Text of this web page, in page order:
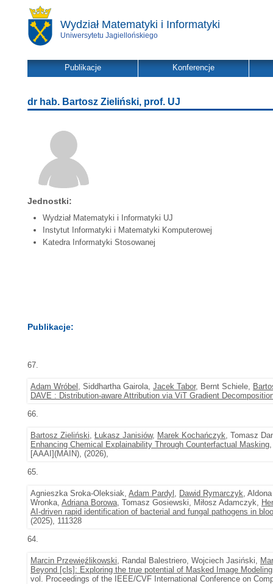
Wydział Matematyki i Informatyki
Uniwersytetu Jagiellońskiego
Publikacje Konferencje
dr hab. Bartosz Zieliński, prof. UJ
Jednostki:
Wydział Matematyki i Informatyki UJ
Instytut Informatyki i Matematyki Komputerowej
Katedra Informatyki Stosowanej
Publikacje:
67.
Adam Wróbel , Siddhartha Gairola, Jacek Tabor, Bernt Schiele,
DAVE : Distribution-aware Attribution via ViT Gradient
66.
Bartosz Zieliński, Łukasz Janisiów, Marek Kochańczyk, Tomasz
Enhancing Chemical Explainability Through Counterfactual Masking
[AAAI](MAIN), (2026),
65.
Agnieszka Sroka-Oleksiak, Adam Pardyl , Dawid Rymarczyk,
Wronka, Adriana Borowa, Tomasz Gosiewski, Miłosz Adamczyk,
AI-driven rapid identification of bacterial and fungal pathogens in
(2025), 111328
64.
Marcin Przewięźlikowski, Randal Balestriero, Wojciech Jasiński,
Beyond [cls]: Exploring the true potential of Masked Image
vol. Proceedings of the IEEE/CVF International Conference on